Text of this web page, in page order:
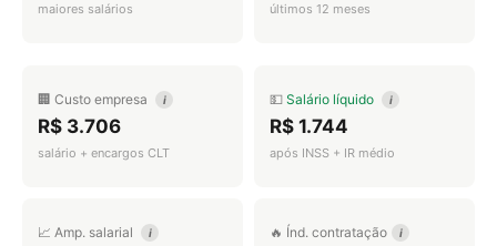
maiores salários últimos 12 meses
🏢 Custo empresa i
R$ 3.706
salário + encargos CLT
💵 Salário líquido i
R$ 1.744
após INSS + IR médio
📈 Amp. salarial i 🔥 Índ. contratação i